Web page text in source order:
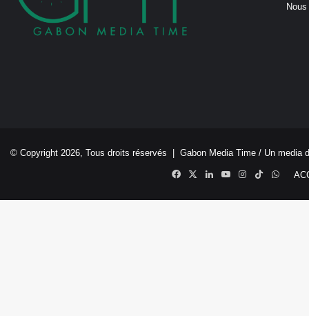
© Copyright 2026, Tous droits réservés | Gabon Media Time / Un media
Facebook
X LinkedinYouTubeInstagram
TikTok